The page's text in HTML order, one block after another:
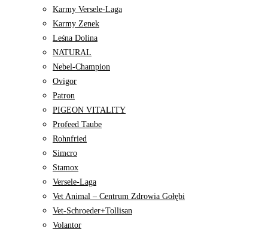
Karmy Versele-Laga
Karmy Zenek
Leśna Dolina
NATURAL
Nebel-Champion
Ovigor
Patron
PIGEON VITALITY
Profeed Taube
Rohnfried
Simcro
Stamox
Versele-Laga
Vet Animal – Centrum Zdrowia Gołębi
Vet-Schroeder+Tollisan
Volantor